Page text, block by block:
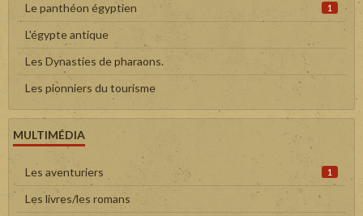
Le panthéon égyptien 1
L'égypte antique
Les Dynasties de pharaons.
Les pionniers du tourisme
MULTIMÉDIA
Les aventuriers 1
Les livres/les romans